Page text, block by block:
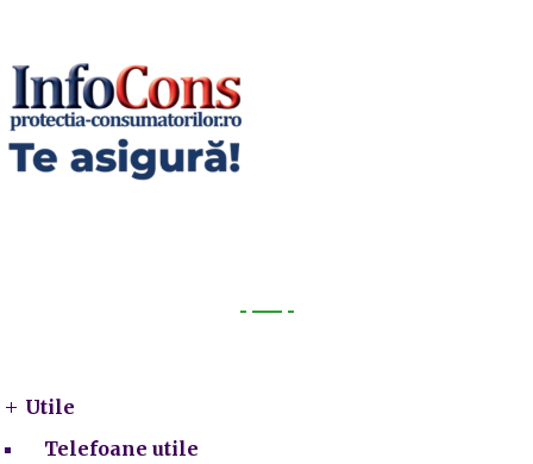
Utile
Telefoane utile